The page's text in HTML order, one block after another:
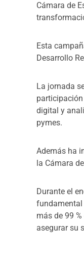
Cámara de
Esta
Desarrollo
La jornada
digital y
pymes.
Además ha
la Cámara
Durante el
fundamental
más de 99
asegurar su